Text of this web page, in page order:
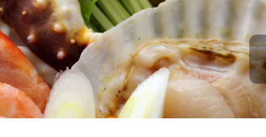
ハピルス カロリーチェック